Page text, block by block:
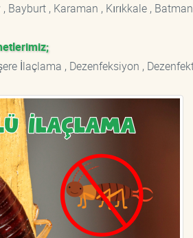
, Karaman , Kırıkkale ,
İlaçlama , Dezenfeksiyon ,